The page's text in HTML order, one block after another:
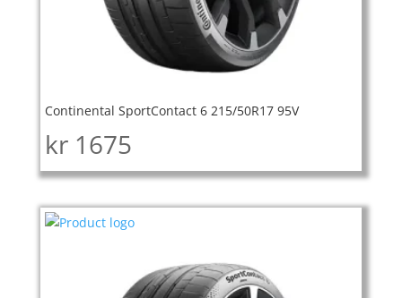
Continental SportContact 6 215/50R17 95V
kr 1675